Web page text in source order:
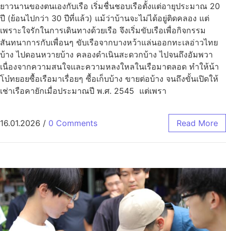
ยาวนานของตนเองกับเรือ เริ่มชื่นชอบเรือตั้งแต่อายุประมาณ 20
ปี (ย้อนไปกว่า 30 ปีที่แล้ว) แม้ว่าบ้านจะไม่ได้อยู่ติดคลอง แต่
เพราะใจรักในการเดินทางด้วยเรือ จึงเริ่มขับเรือเพื่อกิจกรรม
สันทนาการกับเพื่อนๆ ขับเรือจากบางหว้าแล่นออกทะเลอ่าวไทย
บ้าง ไปดอนหวายบ้าง คลองดำเนินสะดวกบ้าง ไปจนถึงอัมพวา
เนื่องจากความสนใจและความหลงใหลในเรือมาตลอด ทำให้น้า
โบ๋ทยอยซื้อเรือมาเรื่อยๆ ซื้อเก็บบ้าง ขายต่อบ้าง จนถึงขั้นเปิดให้
เช่าเรือคายักเมื่อประมาณปี พ.ศ. 2545 แต่เพรา
16.01.2026 / 0 Comments Read More